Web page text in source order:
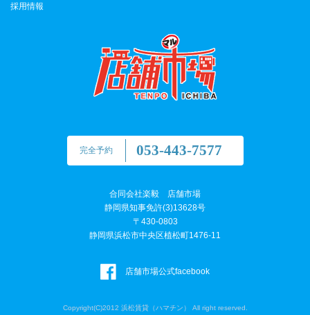
完全予約 053-443-7577
合同会社楽毅 店舗市場
静岡県知事免許(3)13628号
〒430-0803
静岡県浜松市中央区植松町1476-11
店舗市場公式facebook
採用情報
Copyright(C)2012 浜松賃貸（ハマチン） All right reserved.